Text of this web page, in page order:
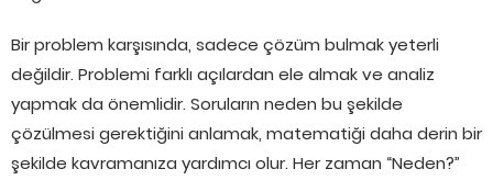
Bir problem karşısında, sadece çözüm bulmak yeterli
değildir. Problemi farklı açılardan ele almak ve analiz
yapmak da önemlidir. Soruların neden bu şekilde
çözülmesi gerektiğini anlamak, matematiği daha derin bir
şekilde kavramanıza yardımcı olur. Her zaman “Neden?”